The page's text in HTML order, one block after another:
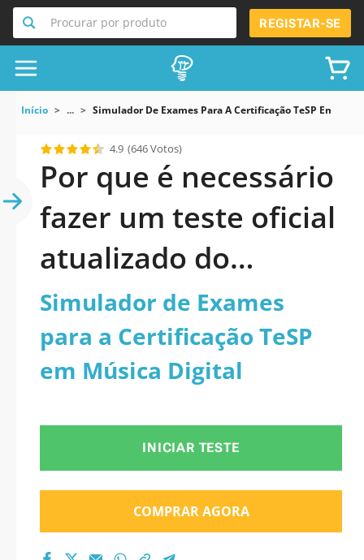
Procurar por produto REGISTAR-SE
Início ... Simulador De Exames Para A Certificação TeSP Em
4.9 (646 Votos)
Por que é necessário
fazer um teste oficial
atualizado do
Simulador de
Exames para a
Certificação TeSP em
Música Digital 2026?
Simulador de Exames
para a Certificação TeSP
em Música Digital
INICIAR TESTE
COMPRAR AGORA